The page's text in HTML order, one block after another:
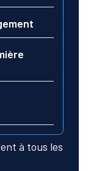
à tous les